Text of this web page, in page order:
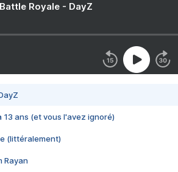
Royale - DayZ
13 ans (et vous l'avez ignoré)
(littéralement)
Rayan